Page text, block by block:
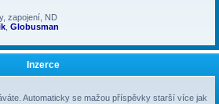
zapojení, ND
, Globusman
Inzerce
Automaticky se mažou příspěvky starší více jak